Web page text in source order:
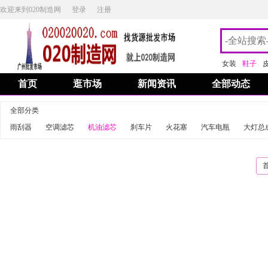
欢迎来到020制造网 登录 注册
女装 鞋子
首页 逛市场 新闻资讯 全部动态
全部分类
雨刮器
空调滤芯 机油滤芯 刹车片 火花塞 汽车电瓶 大灯总